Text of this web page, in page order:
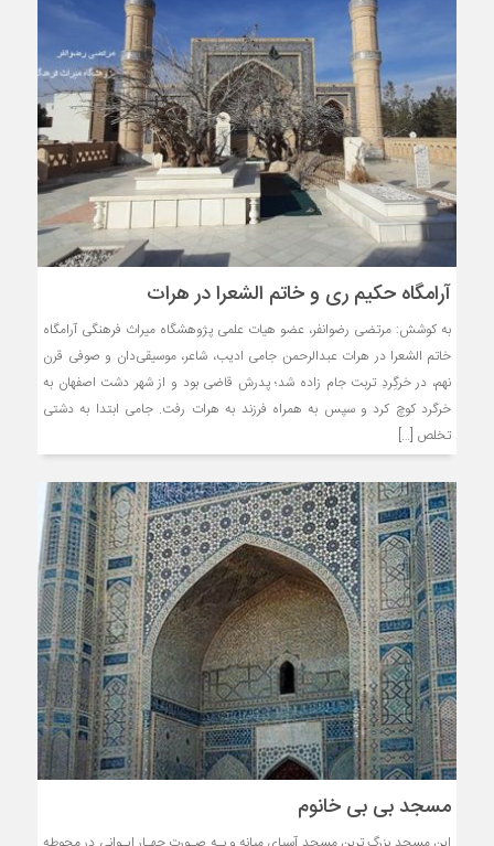
آرامگاه حکیم ری و خاتم الشعرا در هرات
به کوشش: مرتضی رضوانفر، عضو هیات علمی پژوهشگاه میراث فرهنگی آرامگاه
خاتم الشعرا در هرات عبدالرحمن جامی ادیب، شاعر، موسیقی‌دان و صوفی قرن
نهم، در خرگِردِ تربت جام زاده شد؛ پدرش قاضی بود و از شهر دشت اصفهان به
خرگرد کوچ کرد و سپس به همراه فرزند به هرات رفت. جامی ابتدا به دشتی
تخلص […]
مسجد بی بی خانوم